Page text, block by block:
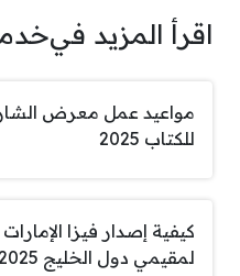
اقرأ المزيد في
مواعيد عمل معرض
للكتاب 2025
كيفية إصدار فيزا الإمارات
لمقيمي دول الخليج 2025